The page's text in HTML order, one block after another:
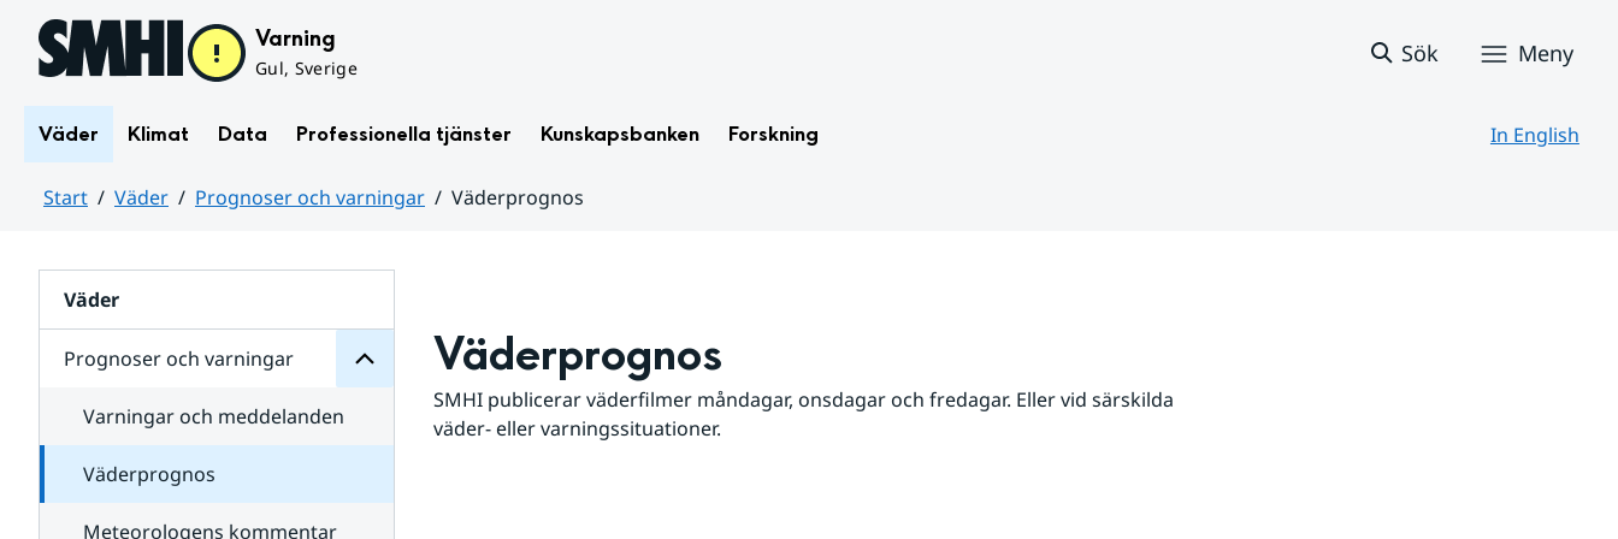
Hoppa till sidans innehåll Varning
Gul, Sverige
Sök Meny
Väder Klimat Data Professionella tjänster Kunskapsbanken Forskning In English
Start Väder Prognoser och varningar
Väderprognos
Väder
Prognoser och varningar
för
varningar
Varningar och meddelanden
Väderprognos
Meteorologens kommentar
Väderprognos
SMHI publicerar väderfilmer måndagar, onsdagar och fredagar. Eller vid särskilda
väder- eller varningssituationer.